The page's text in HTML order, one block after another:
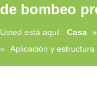
de bombeo
Usted está aquí: Casa »
»
Aplicación y